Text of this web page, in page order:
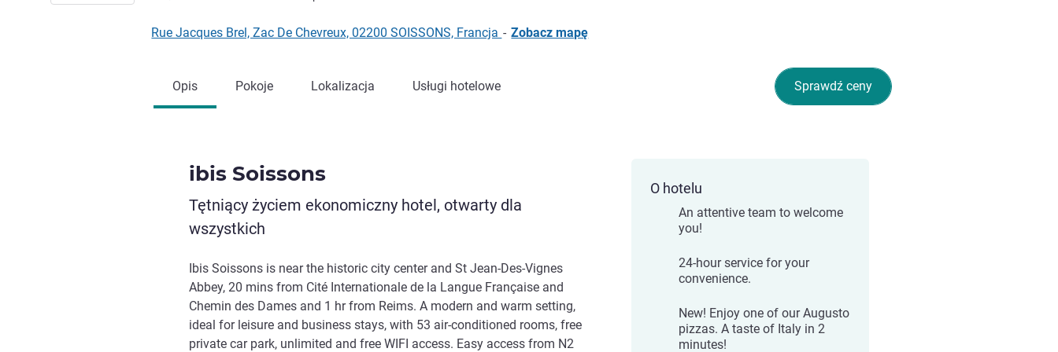
Rue Jacques Brel, Zac De Chevreux, 02200 SOISSONS, Francja - Zobacz mapę
Sprawdź ceny
Opis Pokoje Lokalizacja Usługi hotelowe
ibis Soissons
Tętniący życiem ekonomiczny hotel, otwarty dla
wszystkich
Ibis Soissons is near the historic city center and St Jean-Des-Vignes
Abbey, 20 mins from Cité Internationale de la Langue Française and
Chemin des Dames and 1 hr from Reims. A modern and warm setting,
ideal for leisure and business stays, with 53 air-conditioned rooms, free
private car park, unlimited and free WIFI access. Easy access from N2
O hotelu
An attentive team to welcome
you!
24-hour service for your
convenience.
New! Enjoy one of our Augusto
pizzas. A taste of Italy in 2
minutes!